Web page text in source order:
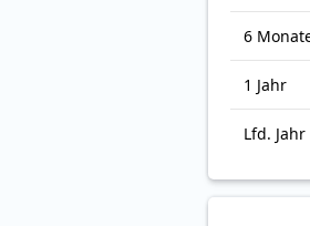
6
1 Jahr
Lfd. Jahr